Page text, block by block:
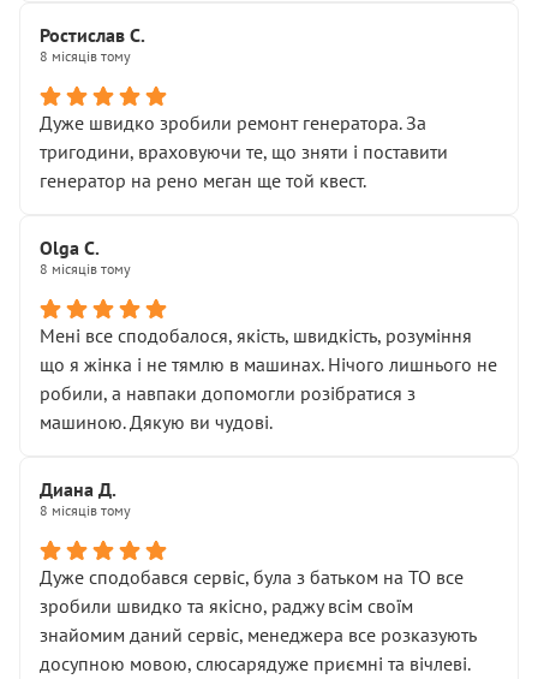
Хотілося б більше:
• належної уваги до авто
• прозорості в роботах і рахунках
• реальної діагностики, а не формального
“подивились і поїхав”
На жаль, складається враження, що сервіс працює не
Стосовно комунікації - все добре
звертатися до цього автосервісу.
Ростислав С.
8 місяців тому
Дуже швидко зробили ремонт генератора. За
тригодини, враховуючи те, що зняти і поставити
генератор на рено меган ще той квест.
Olga С.
8 місяців тому
Мені все сподобалося, якість, швидкість, розуміння
що я жінка і не тямлю в машинах. Нічого лишнього не
робили, а навпаки допомогли розібратися з
машиною. Дякую ви чудові.
Диана Д.
8 місяців тому
Дуже сподобався сервіс, була з батьком на ТО все
зробили швидко та якісно, раджу всім своїм
знайомим даний сервіс, менеджера все розказують
досупною мовою, слюсарядуже приємні та вічлеві.